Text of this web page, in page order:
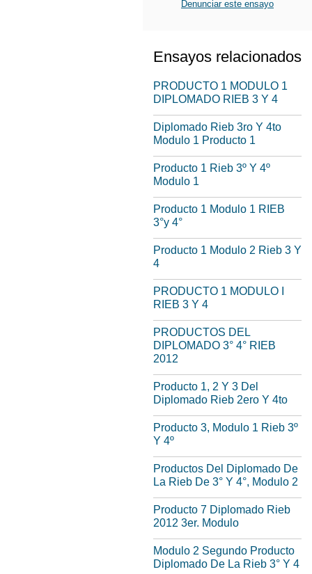
Denunciar este ensayo
Ensayos relacionados
PRODUCTO 1 MODULO 1
DIPLOMADO RIEB 3 Y 4
Diplomado Rieb 3ro Y 4to
Modulo 1 Producto 1
Producto 1 Rieb 3º Y 4º
Modulo 1
Producto 1 Modulo 1 RIEB
3°y 4°
Producto 1 Modulo 2 Rieb 3 Y
4
PRODUCTO 1 MODULO I
RIEB 3 Y 4
PRODUCTOS DEL
DIPLOMADO 3° 4° RIEB
2012
Producto 1, 2 Y 3 Del
Diplomado Rieb 2ero Y 4to
Producto 3, Modulo 1 Rieb 3º
Y 4º
Productos Del Diplomado De
La Rieb De 3° Y 4°, Modulo 2
Producto 7 Diplomado Rieb
2012 3er. Modulo
Modulo 2 Segundo Producto
Diplomado De La Rieb 3° Y 4